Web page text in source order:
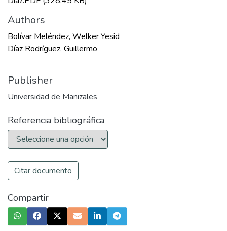
Authors
Bolívar Meléndez, Welker Yesid
Díaz Rodríguez, Guillermo
Publisher
Universidad de Manizales
Referencia bibliográfica
Citar documento
Compartir